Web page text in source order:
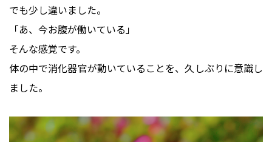
でも少し違いました。
「あ、今お腹が働いている」
そんな感覚です。
体の中で消化器官が動いていることを、久しぶりに意識し
ました。